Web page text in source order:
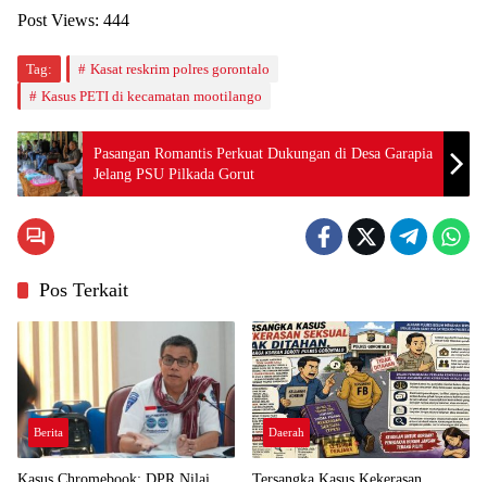
Post Views: 444
Tag:
Kasat reskrim polres gorontalo
Kasus PETI di kecamatan mootilango
Pasangan Romantis Perkuat Dukungan di Desa Garapia
Jelang PSU Pilkada Gorut
Pos Terkait
Berita Daerah